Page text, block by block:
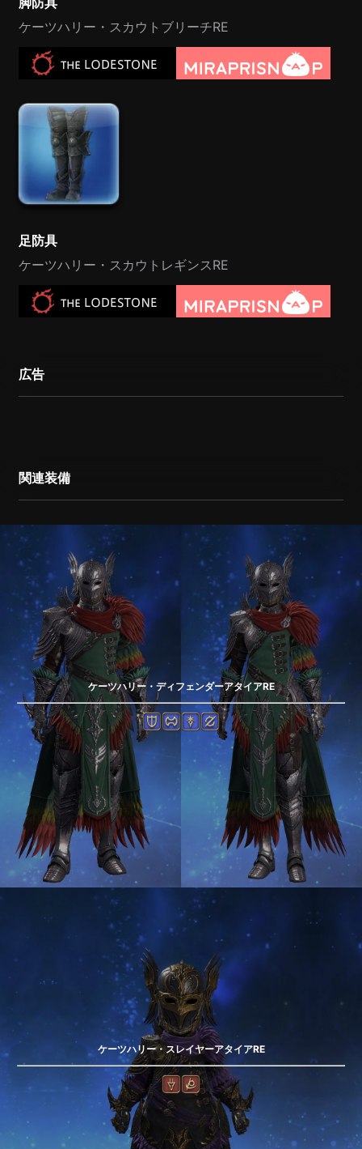
ケーツハリー・スカウトブリーチRE
足防具
ケーツハリー・スカウトレギンスRE
広告
関連装備
ケーツハリー・ディフェンダーアタイアRE
ケーツハリー・スレイヤーアタイアRE